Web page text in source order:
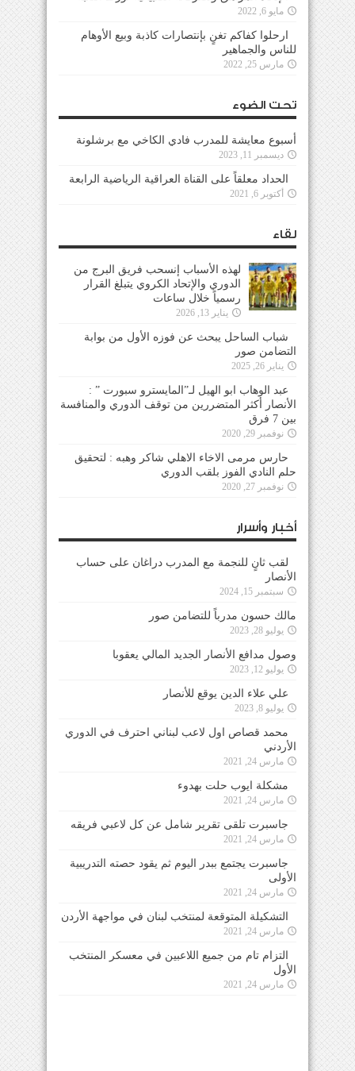
مايو 6, 2022
ارحلوا كفاكم تغنٍ بإنتصارات كاذبة وبيع الأوهام
للناس والجماهير
مارس 25, 2022
تحت الضوء
أسبوع معايشة للمدرب فادي الكاخي مع برشلونة
ديسمبر 11, 2023
الحداد معلقاً على القناة العراقية الرياضية الرابعة
أكتوبر 6, 2021
لقاء
لهذه الأسباب إنسحب فريق البرج من
الدوري والإتحاد الكروي يتبلغ القرار
رسمياً خلال ساعات
يناير 13, 2026
شباب الساحل يبحث عن فوزه الأول من بوابة
التضامن صور
يناير 26, 2025
عبد الوهاب ابو الهيل لـ”المايسترو سبورت ” :
الأنصار أكثر المتضررين من توقف الدوري والمنافسة
بين 7 فرق
نوفمبر 29, 2020
حارس مرمى الاخاء الاهلي شاكر وهبه : لتحقيق
حلم النادي الفوز بلقب الدوري
نوفمبر 27, 2020
أخبار وأسرار
لقب ثانٍ للنجمة مع المدرب دراغان على حساب
الأنصار
سبتمبر 15, 2024
مالك حسون مدرباً للتضامن صور
يوليو 28, 2023
وصول مدافع الأنصار الجديد المالي يعقوبا
يوليو 12, 2023
علي علاء الدين يوقع للأنصار
يوليو 8, 2023
محمد قصاص اول لاعب لبناني احترف في الدوري
الأردني
مارس 24, 2021
مشكلة ايوب حلت بهدوء
مارس 24, 2021
جاسبرت تلقى تقرير شامل عن كل لاعبي فريقه
مارس 24, 2021
جاسبرت يجتمع ببدر اليوم ثم يقود حصته التدريبية
الأولى
مارس 24, 2021
التشكيلة المتوقعة لمنتخب لبنان في مواجهة الأردن
مارس 24, 2021
التزام تام من جميع اللاعبين في معسكر المنتخب
الأول
مارس 24, 2021